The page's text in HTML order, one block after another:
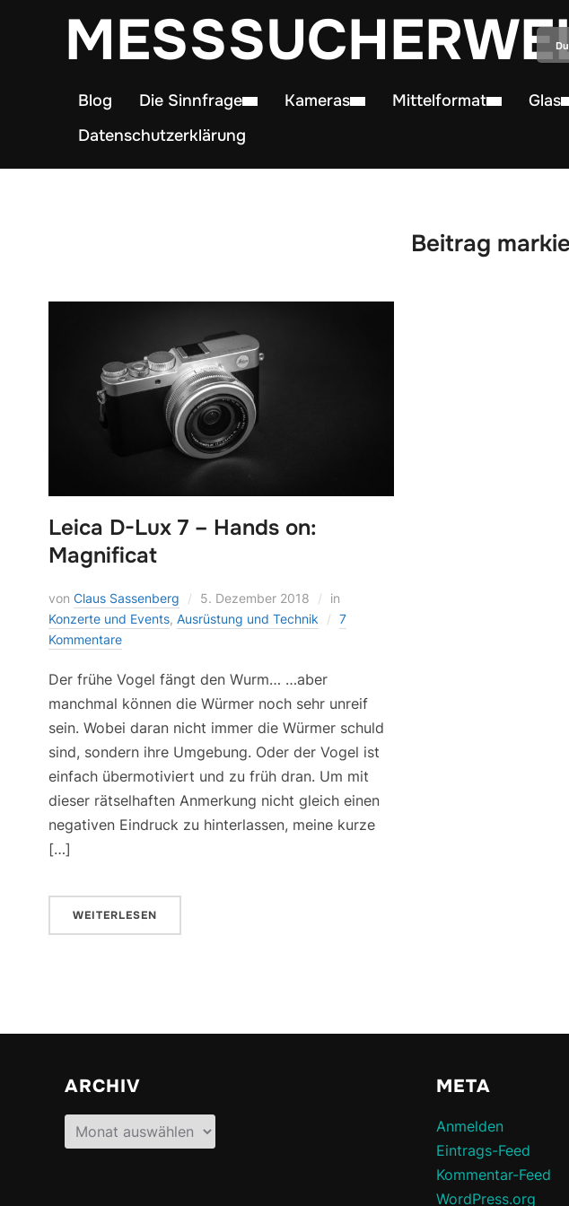
Blog Die Sinnfrage Kameras Mittelformat Glas
Datenschutzerklärung
Beitrag
Leica D-Lux 7 – Hands on:
Magnificat
von Claus Sassenberg 5. Dezember 2018
in
Konzerte und Events, Ausrüstung und Technik
7
Kommentare
Der frühe Vogel fängt den Wurm… …aber
manchmal können die Würmer noch sehr unreif
sein. Wobei daran nicht immer die Würmer schuld
sind, sondern ihre Umgebung. Oder der Vogel ist
einfach übermotiviert und zu früh dran. Um mit
dieser rätselhaften Anmerkung nicht gleich einen
negativen Eindruck zu hinterlassen, meine kurze
[…]
WEITERLESEN
ARCHIV
Archiv
META
Anmelden
Eintrags-Feed
Kommentar-Feed
WordPress.org